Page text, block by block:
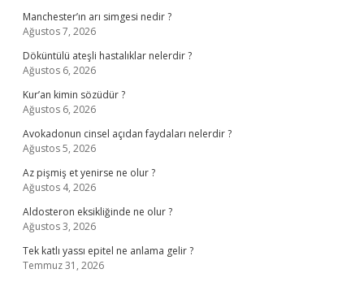
Manchester’ın arı simgesi nedir ?
Ağustos 7, 2026
Döküntülü ateşli hastalıklar nelerdir ?
Ağustos 6, 2026
Kur’an kimin sözüdür ?
Ağustos 6, 2026
Avokadonun cinsel açıdan faydaları nelerdir ?
Ağustos 5, 2026
Az pişmiş et yenirse ne olur ?
Ağustos 4, 2026
Aldosteron eksikliğinde ne olur ?
Ağustos 3, 2026
Tek katlı yassı epitel ne anlama gelir ?
Temmuz 31, 2026